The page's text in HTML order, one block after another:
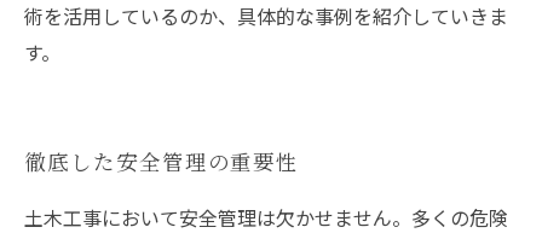
術を活用しているのか、具体的な事例を紹介していきま
す。
徹底した安全管理の重要性
土木工事において安全管理は欠かせません。多くの危険